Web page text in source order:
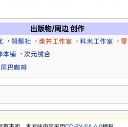
出版物/周边 创作
· 翎鬃社 · 柴丼工作室 · 科米工作室 ·
本铺 · 次元绒合
尾巴咖啡